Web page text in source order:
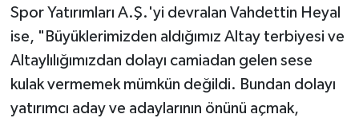
Spor Yatırımları A.Ş.'yi devralan Vahdettin Heyal
ise, "Büyüklerimizden aldığımız Altay terbiyesi ve
Altaylılığımızdan dolayı camiadan gelen sese
kulak vermemek mümkün değildi. Bundan dolayı
yatırımcı aday ve adaylarının önünü açmak,